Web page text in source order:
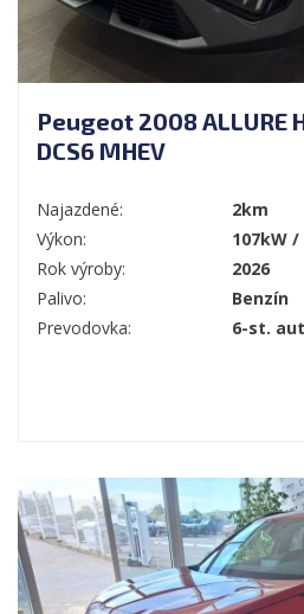
Peugeot 2008 ALLURE
DCS6 MHEV
Najazdené:
2km
Výkon:
107kW /
Rok výroby:
2026
Palivo:
Benzín
Prevodovka:
6-st.